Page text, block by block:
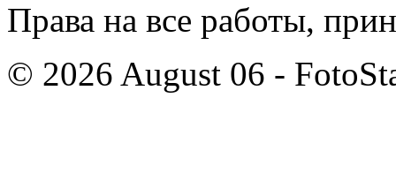
Права на все работы,
© 2026 August 06 -